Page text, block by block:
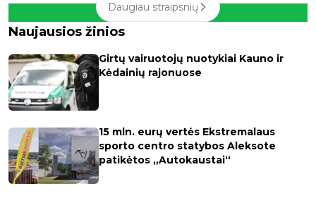
Daugiau straipsnių
Naujausios žinios
Girtų vairuotojų nuotykiai Kauno ir
Kėdainių rajonuose
15 mln. eurų vertės Ekstremalaus
sporto centro statybos Aleksote
patikėtos „Autokaustai“